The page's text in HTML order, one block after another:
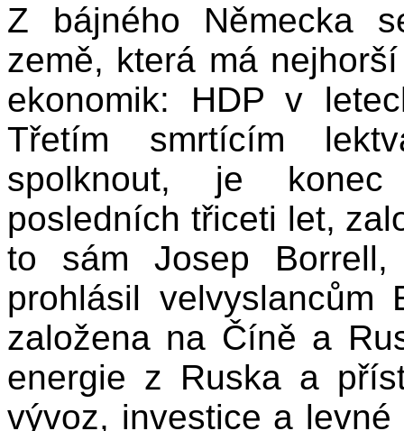
Z bájného Německa
země, která má
ekonomik: HDP v
Třetím smrtícím
spolknout, je
posledních třiceti let,
to sám Josep
prohlásil velvyslancům
založena na Číně a
energie z Ruska a
vývoz, investice a